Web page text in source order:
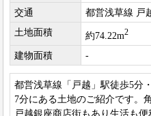
交通
都営浅草線 戸
土地面積
約74.22m2
建物面積 -
都営浅草線「戸越」駅徒歩5分
7分にある土地のご紹介です。
戸越銀座商店街もあり生活も便